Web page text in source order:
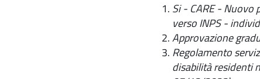
Si - CARE -
verso INPS -
Approvazione
Regolamento
disabilità residenti